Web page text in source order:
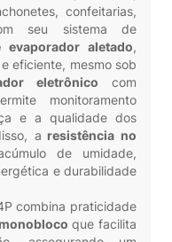
confeitarias,
seu sistema de
aletado,
eficiente, mesmo sob
eletrônico com
monitoramento
e a qualidade dos
a resistência no
de umidade,
e durabilidade
combina praticidade
que facilita